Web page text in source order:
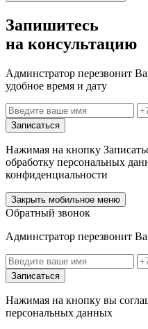
Запишитесь
на консультацию
Админстратор перезвонит
удобное время и дату
Записаться
Нажимая на кнопку
обработку персональных
конфиденциальности
Закрыть мобильное меню
Обратный звонок
Админстратор перезвонит
Записаться
Нажимая на кнопку вы
персональных данных